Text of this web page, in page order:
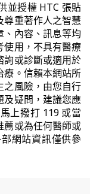
並授權 HTC 張貼
尊重著作人之智慧
、內容、訊息等均
使用，不具有醫療
詢或診斷或適用於
療。信賴本網站所
之風險，由您自行
及疑問，建議您應
上撥打 119 或當
薦或為任何醫師或
網站資訊僅供參